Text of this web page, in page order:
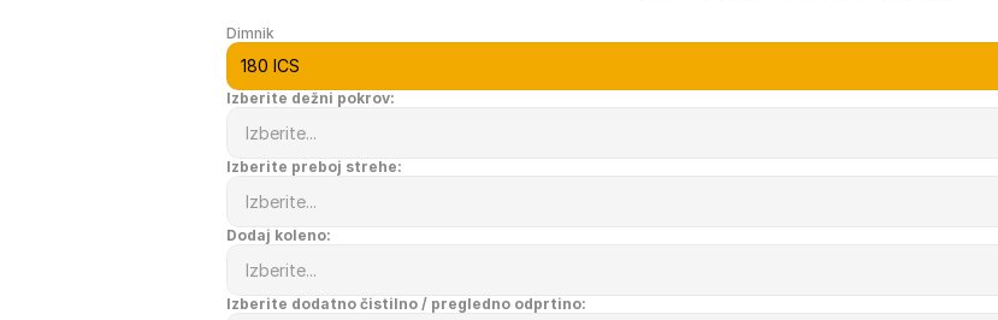
Dimnik
Izberite dežni pokrov:
Izberite preboj strehe:
Dodaj koleno:
Izberite dodatno čistilno / pregledno odprtino: